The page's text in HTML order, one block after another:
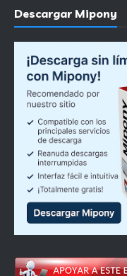
Descargar Mipony